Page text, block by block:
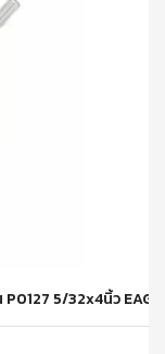
5/32x4นิ้ว